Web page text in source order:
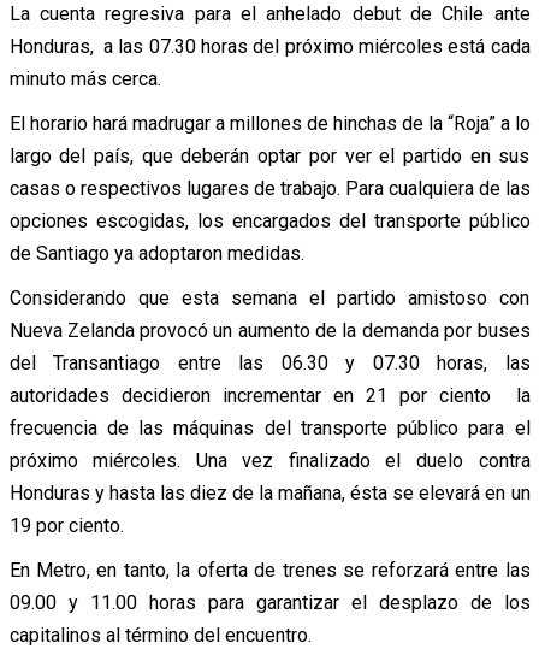
La cuenta regresiva para el anhelado debut de Chile ante
Honduras, a las 07.30 horas del próximo miércoles está cada
minuto más cerca.
El horario hará madrugar a millones de hinchas de la “Roja” a lo
largo del país, que deberán optar por ver el partido en sus
casas o respectivos lugares de trabajo. Para cualquiera de las
opciones escogidas, los encargados del transporte público
de Santiago ya adoptaron medidas.
Considerando que esta semana el partido amistoso con
Nueva Zelanda provocó un aumento de la demanda por buses
del Transantiago entre las 06.30 y 07.30 horas, las
autoridades decidieron incrementar en 21 por ciento la
frecuencia de las máquinas del transporte público para el
próximo miércoles. Una vez finalizado el duelo contra
Honduras y hasta las diez de la mañana, ésta se elevará en un
19 por ciento.
En Metro, en tanto, la oferta de trenes se reforzará entre las
09.00 y 11.00 horas para garantizar el desplazo de los
capitalinos al término del encuentro.